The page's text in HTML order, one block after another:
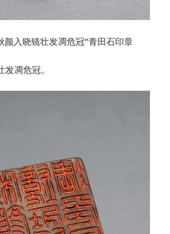
颜入晓镜壮发凋危冠”青田石印章
凋危冠。